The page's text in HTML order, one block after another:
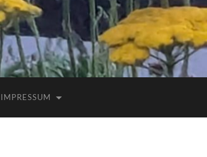
IMPRESSUM